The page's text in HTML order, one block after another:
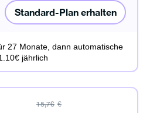
15,76 €
Standard-Plan erhalten
27 Monate, dann automatische
jährlich